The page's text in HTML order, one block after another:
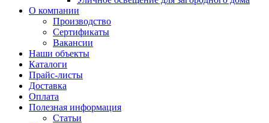
О компании
Производство
Сертификаты
Вакансии
Наши объекты
Каталоги
Прайс-листы
Доставка
Оплата
Полезная информация
Статьи